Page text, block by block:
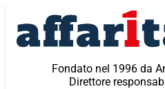
contenuto
Fondato nel 1996 da
Direttore